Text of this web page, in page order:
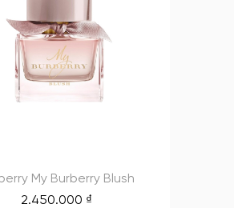
My Burberry Blush
2.450.000 ₫